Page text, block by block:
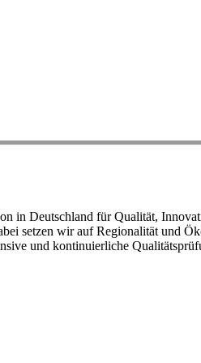
Deutschland für Qualität,
setzen wir auf Regionalität und
und kontinuierliche